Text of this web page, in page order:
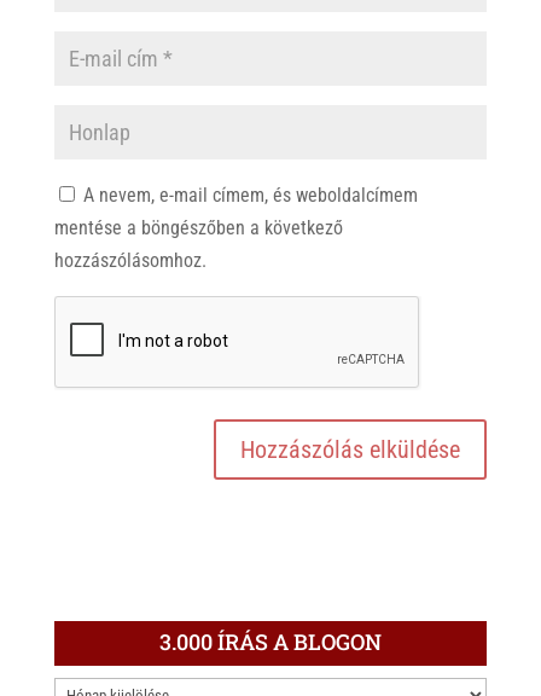
A nevem, e-mail címem, és weboldalcímem
mentése a böngészőben a következő
hozzászólásomhoz.
3.000 ÍRÁS A BLOGON